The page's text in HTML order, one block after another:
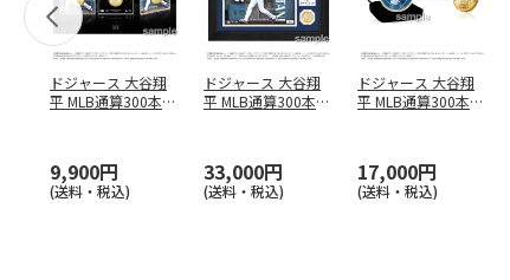
ドジャース 大谷翔
平 MLB通算300本塁
9,900円
(送料・税込)
ドジャース 大谷翔
平 MLB通算300本塁
33,000円
(送料・税込)
ドジャース 大谷翔
平 MLB通算300本塁
17,000円
(送料・税込)